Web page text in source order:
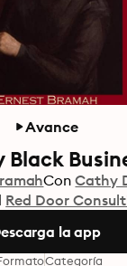
Avance
Black
Con Cathy
Red Door
la app
Categoría